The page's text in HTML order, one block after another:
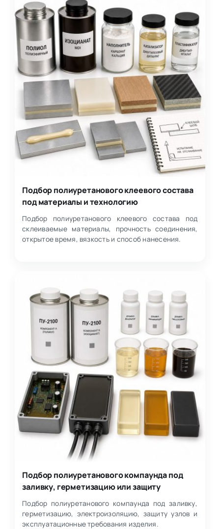
Подбор полиуретанового клеевого состава
под материалы и технологию
Подбор полиуретанового клеевого состава под
склеиваемые материалы, прочность соединения,
открытое время, вязкость и способ нанесения.
Подбор полиуретанового компаунда под
заливку, герметизацию или защиту
Подбор полиуретанового компаунда под заливку,
герметизацию, электроизоляцию, защиту узлов и
эксплуатационные требования изделия.